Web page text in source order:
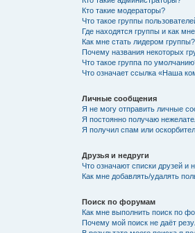
Кто такие модераторы?
Что такое группы
Где находятся группы и как
Как мне стать лидером группы?
Почему названия некоторых
Что такое группа по
Что означает ссылка «Наша
Личные сообщения
Я не могу отправить личные
Я постоянно получаю
Я получил спам или
Друзья и недруги
Что означают списки друзей и
Как мне добавлять/удалять
Поиск по форумам
Как мне выполнить поиск по
Почему мой поиск не даёт